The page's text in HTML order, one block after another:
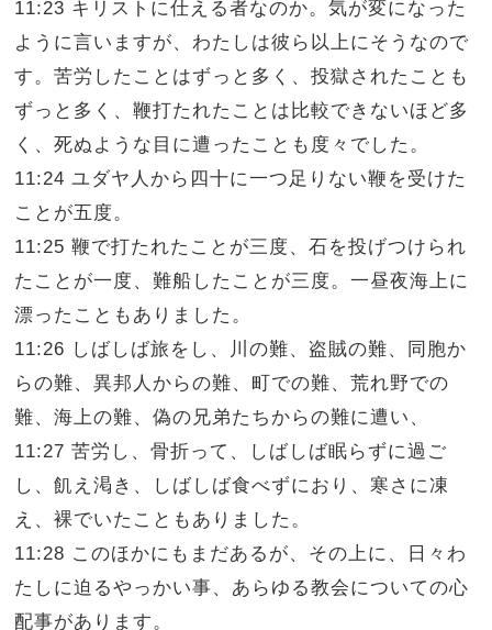
11:23 キリストに仕える者なのか。気が変になった
ように言いますが、わたしは彼ら以上にそうなので
す。苦労したことはずっと多く、投獄されたことも
ずっと多く、鞭打たれたことは比較できないほど多
く、死ぬような目に遭ったことも度々でした。
11:24 ユダヤ人から四十に一つ足りない鞭を受けた
ことが五度。
11:25 鞭で打たれたことが三度、石を投げつけられ
たことが一度、難船したことが三度。一昼夜海上に
漂ったこともありました。
11:26 しばしば旅をし、川の難、盗賊の難、同胞か
らの難、異邦人からの難、町での難、荒れ野での
難、海上の難、偽の兄弟たちからの難に遭い、
11:27 苦労し、骨折って、しばしば眠らずに過ご
し、飢え渇き、しばしば食べずにおり、寒さに凍
え、裸でいたこともありました。
11:28 このほかにもまだあるが、その上に、日々わ
たしに迫るやっかい事、あらゆる教会についての心
配事があります。